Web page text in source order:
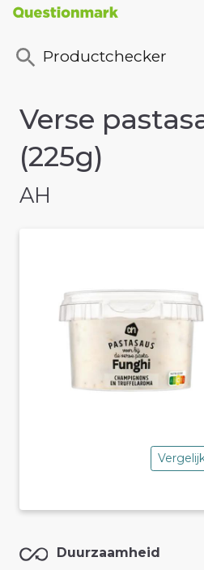
Productchecker
Verse
(225g)
AH
Duurzaamheid